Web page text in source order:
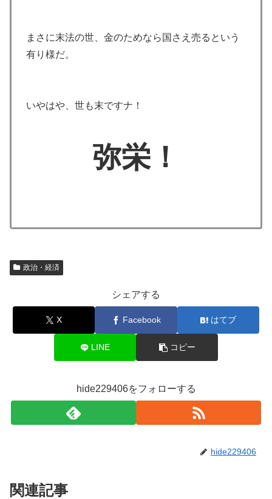
まさに末法の世、金のためなら国さえ売るという
有り様だ。
いやはや、世も末ですナ！
弥栄！
政治・経済
シェアする
X Facebook はてブ
LINE コピー
hide229406をフォローする
hide229406
関連記事